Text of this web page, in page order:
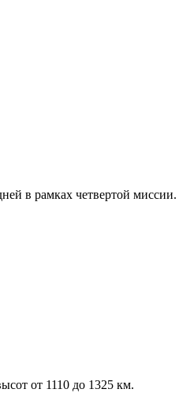
в рамках четвертой миссии.
от 1110 до 1325 км.